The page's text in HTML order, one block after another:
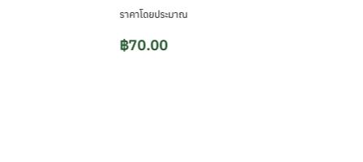
ราคาโดยประมาณ
Original
฿70.00Current